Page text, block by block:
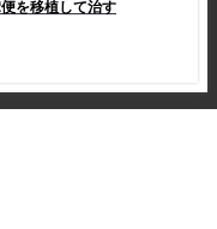
を移植して治す